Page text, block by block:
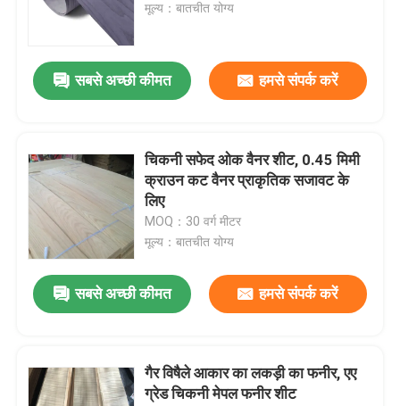
मूल्य：बातचीत योग्य
सबसे अच्छी कीमत हमसे संपर्क करें
चिकनी सफेद ओक वैनर शीट, 0.45 मिमी
क्राउन कट वैनर प्राकृतिक सजावट के
लिए
MOQ：30 वर्ग मीटर
मूल्य：बातचीत योग्य
सबसे अच्छी कीमत हमसे संपर्क करें
गैर विषैले आकार का लकड़ी का फनीर, एए
ग्रेड चिकनी मेपल फनीर शीट